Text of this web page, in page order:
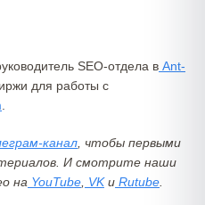
SEO-отдела в Ant-
для работы с
канал , чтобы первыми
И смотрите наши
на YouTube VKи Rutube